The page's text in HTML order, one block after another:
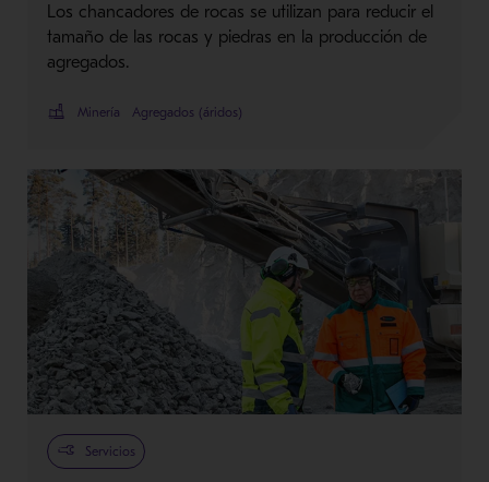
Los chancadores de rocas se utilizan para reducir el
tamaño de las rocas y piedras en la producción de
agregados.
Minería Agregados (áridos)
Servicios